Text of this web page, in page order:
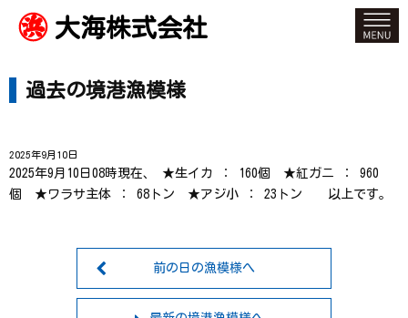
大海株式会社
過去の境港漁模様
2025年9月10日
2025年9月10日08時現在、 ★生イカ ： 160個 ★紅ガニ ： 960
個 ★ワラサ主体 ： 68トン ★アジ小 ： 23トン 以上です。
前の日の漁模様へ